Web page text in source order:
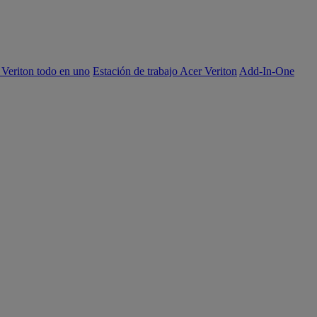
todo en uno Estación de trabajo Acer Veriton Add-In-One